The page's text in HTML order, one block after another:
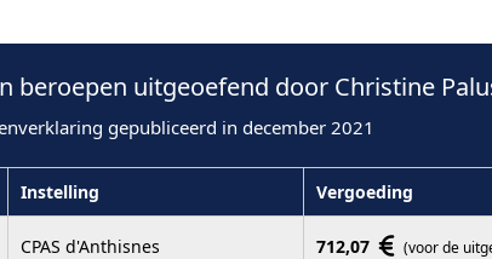
beroepen uitgeoefend door Christine
gepubliceerd in december 2021
Instelling Vergoeding
CPAS d'Anthisnes 712,07 (voor de